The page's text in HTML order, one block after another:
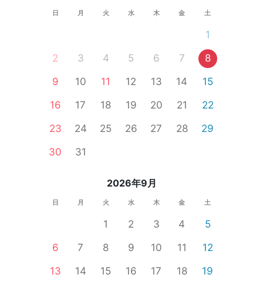
日 月 火 水 木 金 土
1
2
3 4 5 6 7
8
9
10 11 12 13 14
15
16
17 18 19 20 21
22
23
24 25 26 27 28
29
30
31
2026年9月
日 月 火 水 木 金 土
1 2 3 4
5
6
7 8 9 10 11
12
13
14 15 16 17 18
19